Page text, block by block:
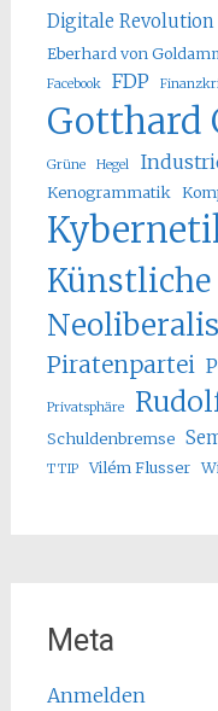
Digitale Revolution
Eberhard von
Facebook FDP
Gotthard
Grüne Hegel
Kenogrammatik
Piratenpartei
Privatsphäre
Schuldenbremse
TTIP
Vilém Flusser
Meta
Anmelden